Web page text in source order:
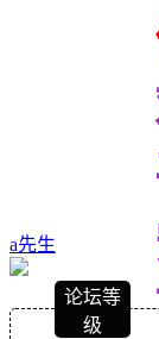
a先生
论坛等
级